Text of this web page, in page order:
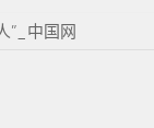
”_中国网